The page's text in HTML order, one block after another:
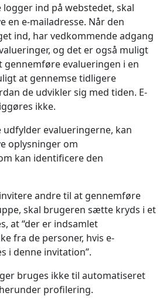
ind på webstedet, skal
en e-mailadresse. Når den
ind, har vedkommende adgang
og det er også muligt
evalueringen i en
at gennemse tidligere
de udvikler sig med tiden. E-
ikke.
evalueringerne, kan
oplysninger om
kan identificere den
andre til at gennemføre
skal brugeren sætte kryds i et
at “der er indsamlet
fra de personer, hvis e-
i denne invitation”.
bruges ikke til automatiseret
profilering.